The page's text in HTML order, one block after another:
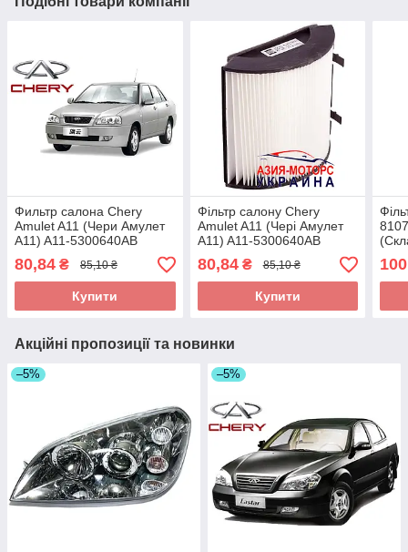
Фильтр салона Chery
Amulet A11 (Чери Амулет
А11) A11-5300640AB
(Склад ASM-UKR)
80,84 ₴ 85,10 ₴
Купити
Фільтр салону Chery
Amulet A11 (Чері Амулет
А11) A11-5300640AB
80,84₴ 85,10 ₴
Купити
Акційні пропозиції та новинки
–5% –5%